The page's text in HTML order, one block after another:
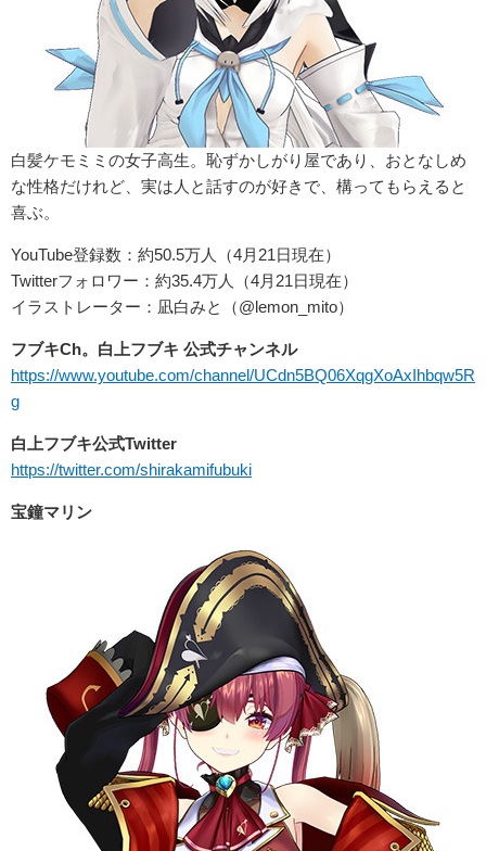
白髪ケモミミの女子高生。恥ずかしがり屋であり、おとなしめ
な性格だけれど、実は人と話すのが好きで、構ってもらえると
喜ぶ。
YouTube登録数：約50.5万人（4月21日現在）
Twitterフォロワー：約35.4万人（4月21日現在）
イラストレーター：凪白みと（@lemon_mito）
フブキCh。白上フブキ 公式チャンネル
https://www.youtube.com/channel/UCdn5BQ06XqgXoAxIhbqw5R
g
白上フブキ公式Twitter
https://twitter.com/shirakamifubuki
宝鐘マリン